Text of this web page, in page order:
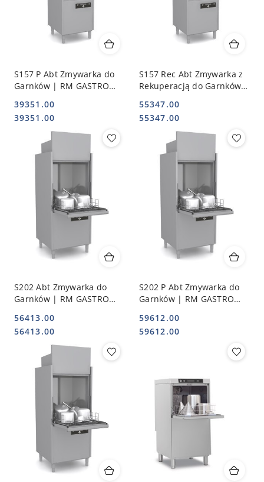
S157 P Abt Zmywarka do
Garnków | RM GASTRO
Cena:
39351.00
Cena:
39351.00
S157 Rec Abt Zmywarka z
Rekuperacją do Garnków |
Cena:
55347.00
Cena:
55347.00
S202 Abt Zmywarka do
Garnków | RM GASTRO
Cena:
56413.00
Cena:
56413.00
S202 P Abt Zmywarka do
Garnków | RM GASTRO
Cena:
59612.00
Cena:
59612.00